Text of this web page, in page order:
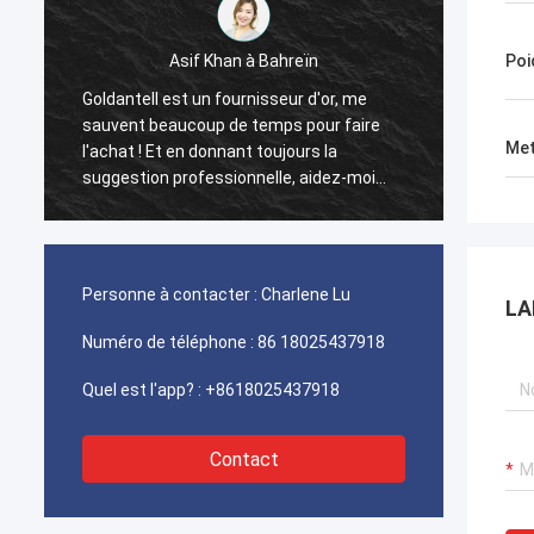
Asif Khan à Bahreïn
Goldantell est un fournisseur d'or, me
sauvent beaucoup de temps pour faire
l'achat ! Et en donnant toujours la
suggestion professionnelle, aidez-moi
beaucoup dans les affaires !
Les
Personne à contacter : Charlene Lu
Numéro de téléphone : 86 18025437918
Quel est l'app? : +8618025437918
Contact